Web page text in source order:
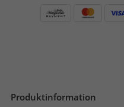
Produktinformation